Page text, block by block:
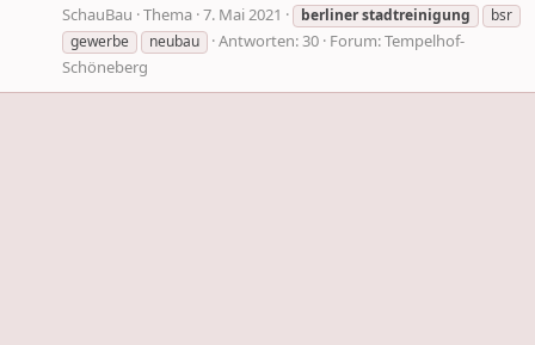
SchauBau Thema 7. Mai 2021 berlinerstadtreinigung
bsr
gewerbe
neubau Antworten: 30 Forum:Tempelhof-
Schöneberg